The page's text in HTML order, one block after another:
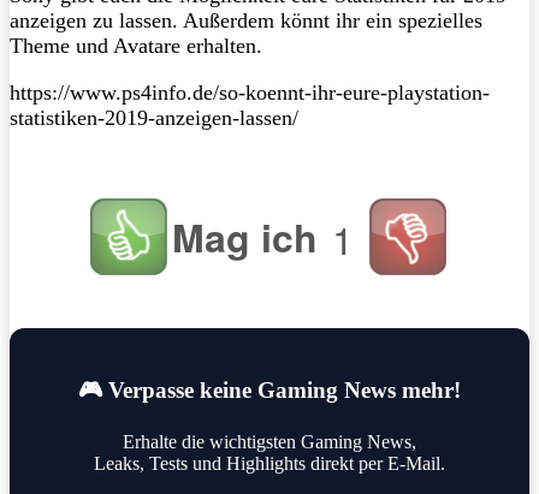
anzeigen zu lassen. Außerdem könnt ihr ein spezielles
Theme und Avatare erhalten.
https://www.ps4info.de/so-koennt-ihr-eure-playstation-
statistiken-2019-anzeigen-lassen/
Mag ich 1
🎮 Verpasse keine Gaming News mehr!
Erhalte die wichtigsten Gaming News,
Leaks, Tests und Highlights direkt per E-Mail.